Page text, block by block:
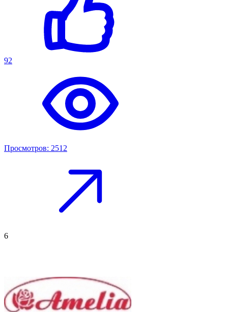
92
Просмотров: 2512
6